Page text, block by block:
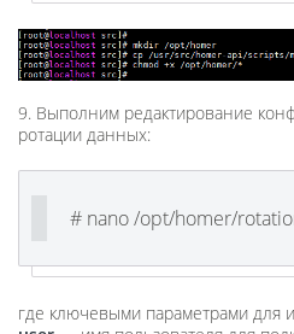
9. Выполним редактирование
ротации данных:
# nano /opt/homer/
где ключевыми параметрами для